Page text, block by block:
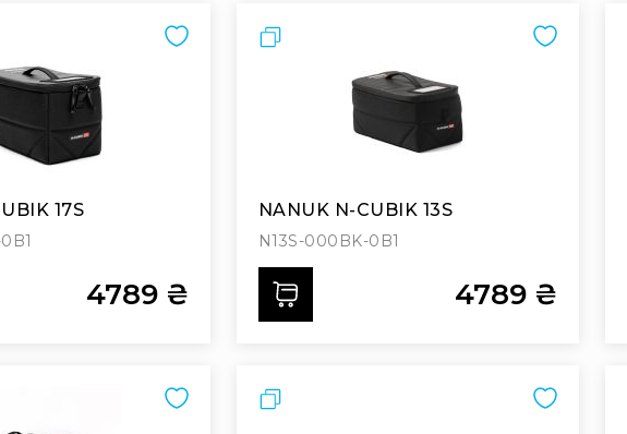
17S
4789 ₴
Порівняти
NANUK N-CUBIK 13S
N13S-000BK-0B1
4789 ₴
Порівняти